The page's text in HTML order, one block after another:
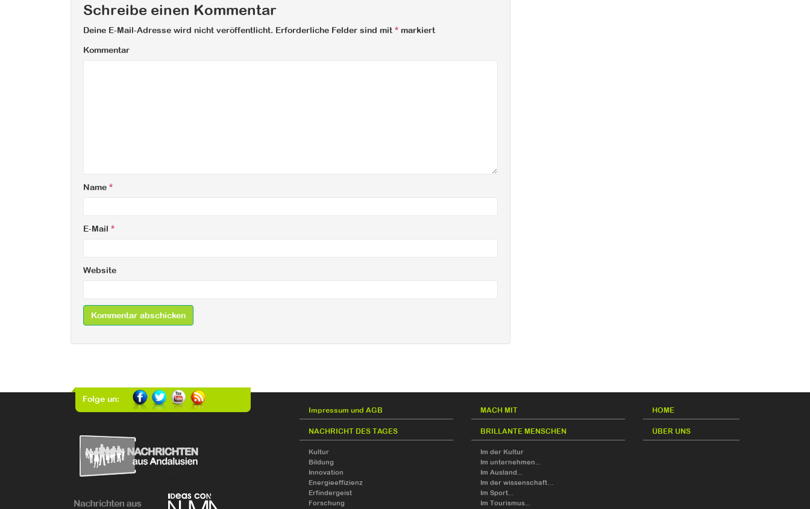
Schreibe einen Kommentar
Deine E-Mail-Adresse wird nicht veröffentlicht. Erforderliche Felder sind mit * markiert
Kommentar
Name *
E-Mail *
Website
Folge un:
Impressum und AGB
NACHRICHT DES TAGES
Kultur
Bildung
Innovation
Energieeffizienz
Erfindergeist
Forschung
MACH MIT
BRILLANTE MENSCHEN
Im der Kultur
Im unternehmen...
Im Ausland...
Im der wissenschaft…
Im Sport...
Im Tourismus...
HOME
ÜBER UNS